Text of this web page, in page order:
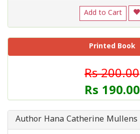
Add to Cart
Printed Book
Rs 200.00
Rs 190.00
Author Hana Catherine Mullens